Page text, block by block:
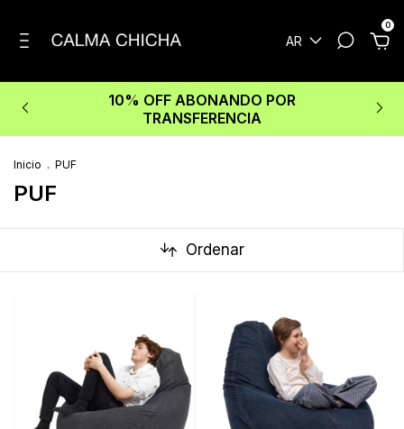
AR
0
10% OFF ABONANDO POR
TRANSFERENCIA
Inicio . PUF
PUF
Ordenar